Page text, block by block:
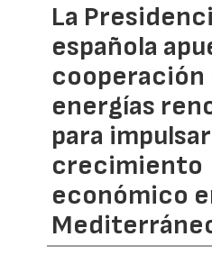
La
española
cooperación
energías
para
crecimiento
económico